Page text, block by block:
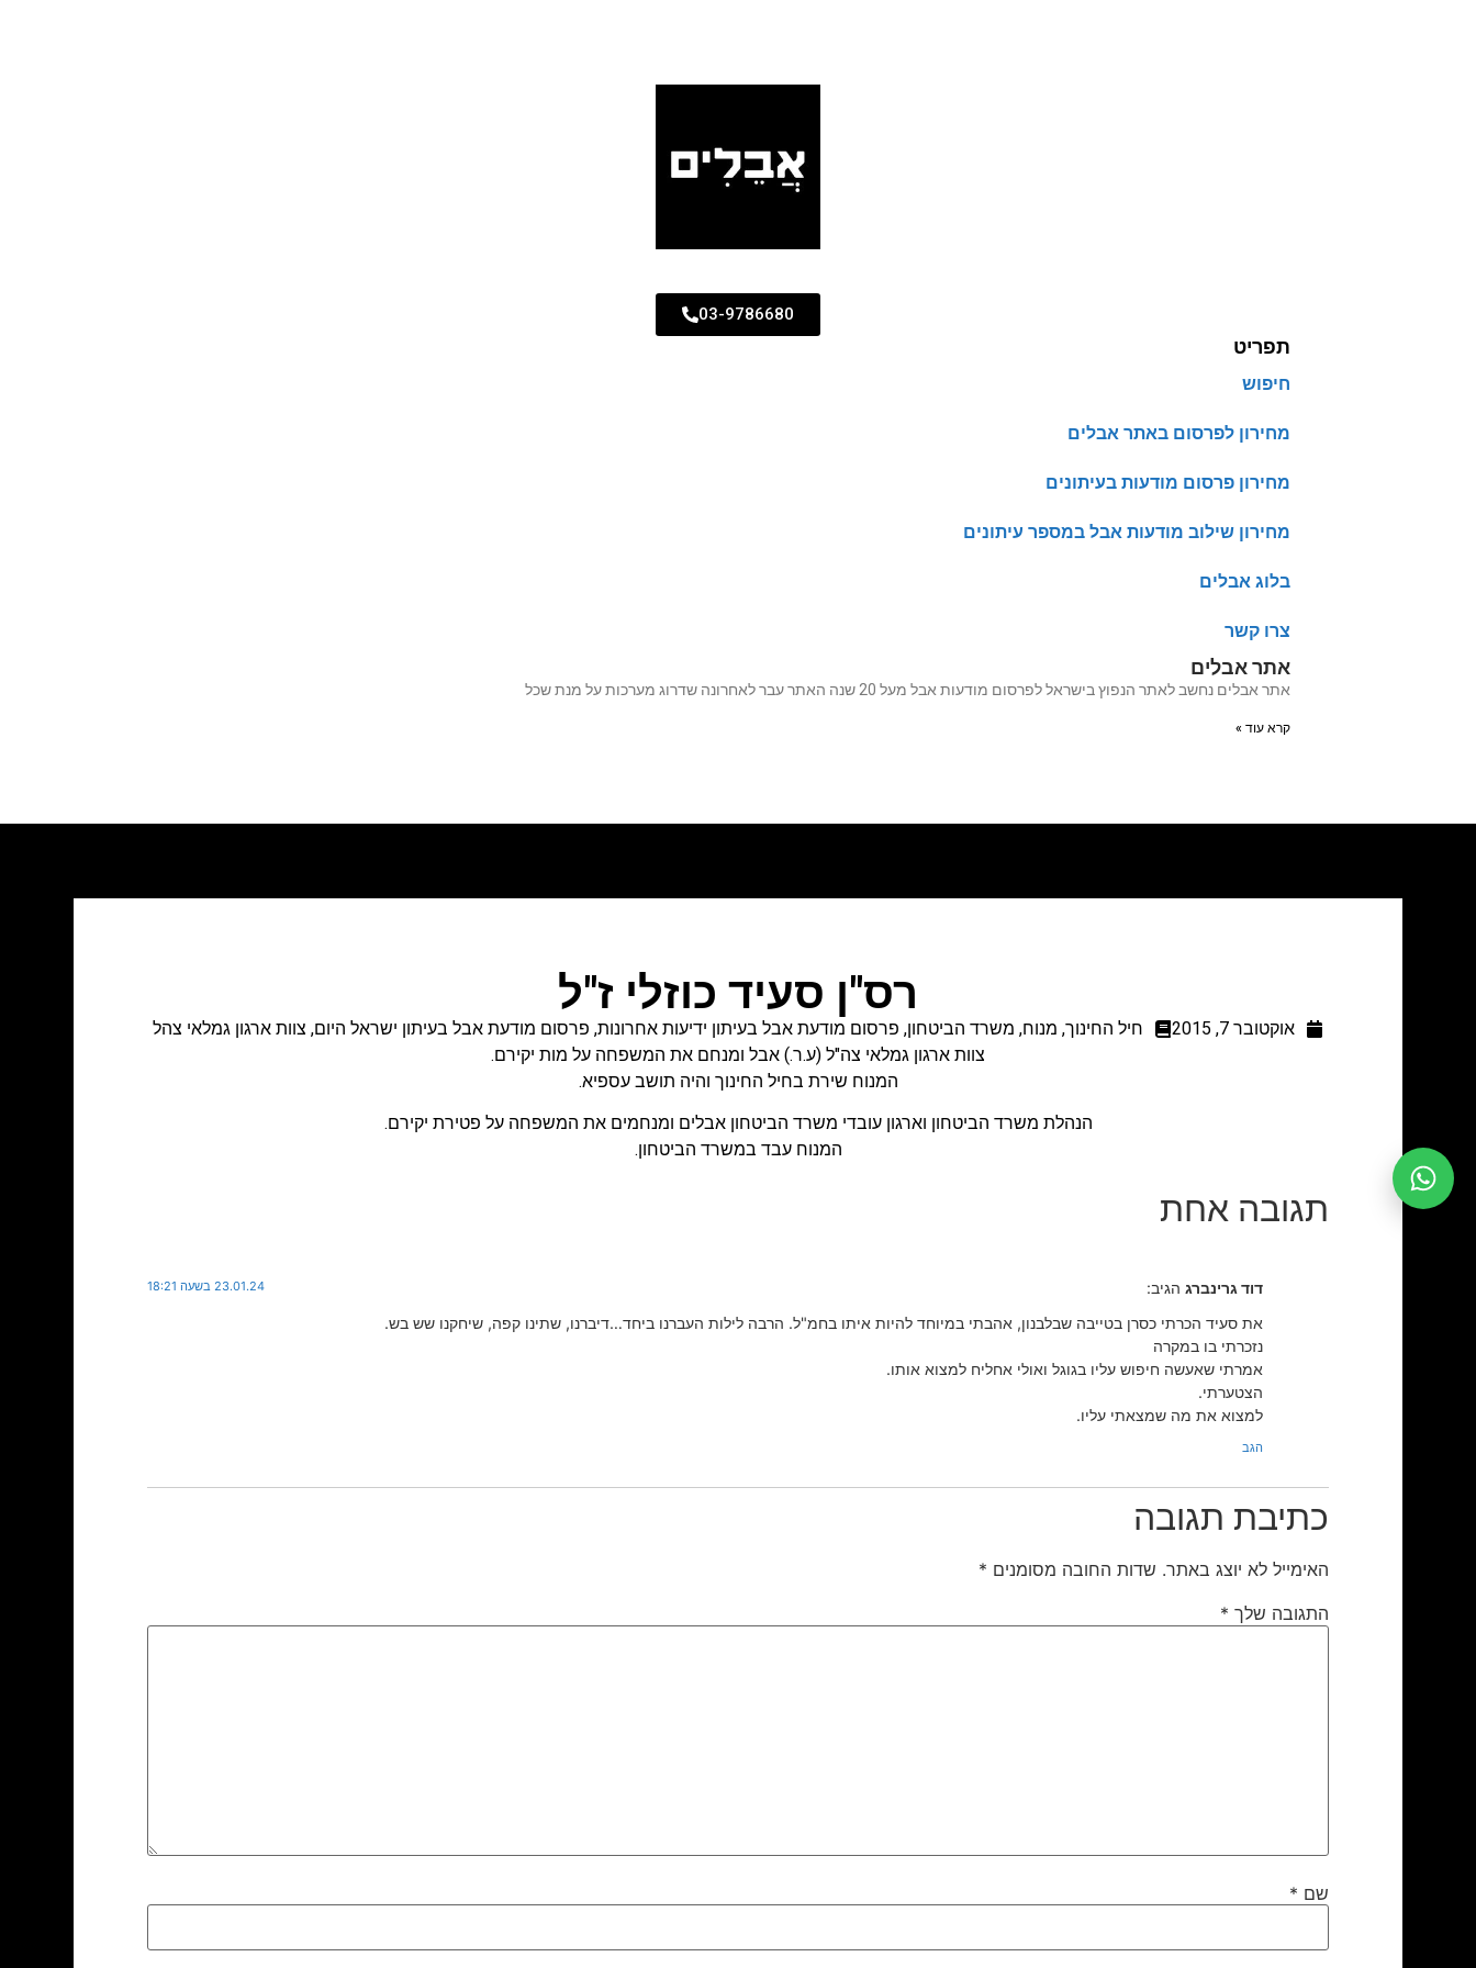
03-9786680
תפריט
חיפוש
מחירון לפרסום באתר אבלים
מחירון פרסום מודעות בעיתונים
מחירון שילוב מודעות אבל במספר עיתונים
בלוג אבלים
צרו קשר
אתר אבלים
אתר אבלים נחשב לאתר הנפוץ בישראל לפרסום מודעות אבל מעל 20 שנה האתר עבר לאחרונה שדרוג מערכות על מנת שכל
קרא עוד »
רס"ן סעיד כוזלי ז"ל
אוקטובר 7, 2015 חיל החינוך, מנוח, משרד הביטחון, פרסום מודעת אבל בעיתון ידיעות אחרונות, פרסום מודעת אבל בעיתון ישראל היום, צוות ארגון גמלאי צהל
צוות ארגון גמלאי צה"ל (ע.ר.) אבל ומנחם את המשפחה על מות יקירם.
המנוח שירת בחיל החינוך והיה תושב עספיא.
הנהלת משרד הביטחון וארגון עובדי משרד הביטחון אבלים ומנחמים את המשפחה על פטירת יקירם.
המנוח עבד במשרד הביטחון.
תגובה אחת
דוד גרינברג הגיב: 23.01.24 בשעה 18:21
את סעיד הכרתי כסרן בטייבה שבלבנון, אהבתי במיוחד להיות איתו בחמ"ל. הרבה לילות העברנו ביחד…דיברנו, שתינו קפה, שיחקנו שש בש.
נזכרתי בו במקרה
אמרתי שאעשה חיפוש עליו בגוגל ואולי אחליח למצוא אותו.
הצטערתי.
למצוא את מה שמצאתי עליו.
הגב
כתיבת תגובה
האימייל לא יוצג באתר. שדות החובה מסומנים *
התגובה שלך *
שם *